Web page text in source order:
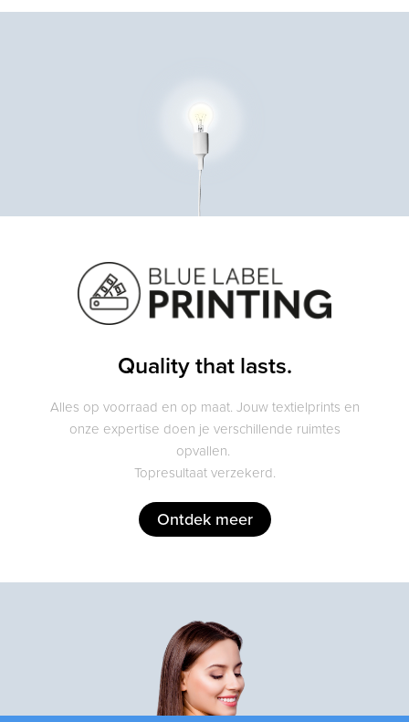
Quality that lasts.
Alles op voorraad en op maat. Jouw textielprints en
onze expertise doen je verschillende ruimtes
opvallen.
Topresultaat verzekerd.
Ontdek meer